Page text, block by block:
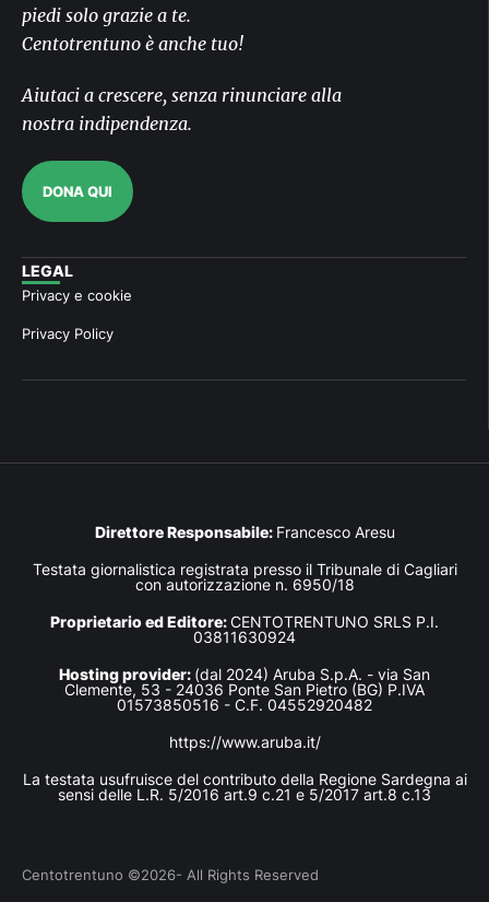
piedi solo grazie a te.
Centotrentuno è anche tuo!
Aiutaci a crescere, senza rinunciare alla
nostra indipendenza.
DONA QUI
LEGAL
Privacy e cookie
Privacy Policy
Direttore Responsabile: Francesco Aresu
Testata giornalistica registrata presso il Tribunale di Cagliari
con autorizzazione n. 6950/18
Proprietario ed Editore:CENTOTRENTUNO SRLS P.I.
03811630924
Hosting provider: (dal 2024) Aruba S.p.A. - via San
Clemente, 53 - 24036 Ponte San Pietro (BG) P.IVA
01573850516 - C.F. 04552920482
https://www.aruba.it/
La testata usufruisce del contributo della Regione Sardegna ai
sensi delle L.R. 5/2016 art.9 c.21 e 5/2017 art.8 c.13
Centotrentuno ©2026- All Rights Reserved